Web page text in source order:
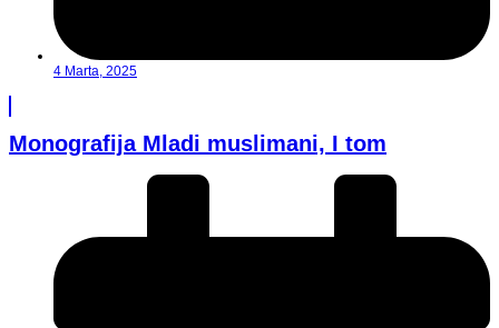
4 Marta, 2025
Monografija Mladi muslimani, I tom